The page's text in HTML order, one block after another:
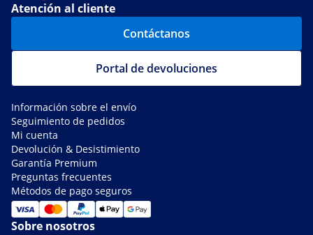
Atención al cliente
Contáctanos
Portal de devoluciones
Información sobre el envío
Seguimiento de pedidos
Mi cuenta
Devolución & Desistimiento
Garantía Premium
Preguntas frecuentes
Métodos de pago seguros
Sobre nosotros